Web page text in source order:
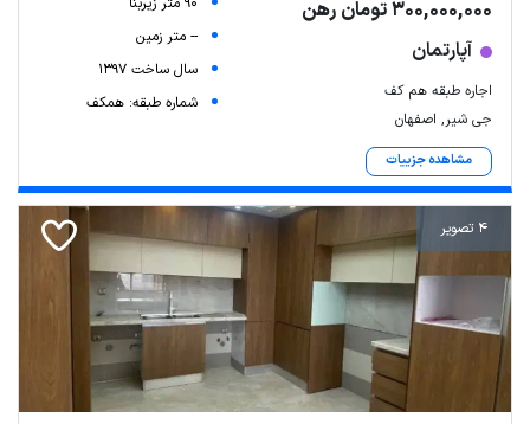
300,000,000 تومان رهن
آپارتمان
اجاره طبقه هم کف
جی شیر, اصفهان
مشاهده جزییات
-- متر زمین
سال ساخت 1397
شماره طبقه: همکف
4 تصویر